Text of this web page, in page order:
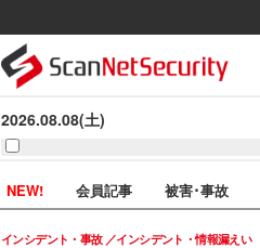
2026.08.08(土)
NEW! 会員記事 被害･事故
インシデント・事故 インシデント・情報漏えい